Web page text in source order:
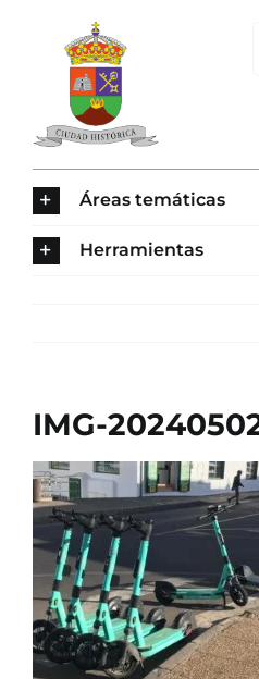
contenido
CONTACTO
Áreas temáticas
Herramientas
IMG-